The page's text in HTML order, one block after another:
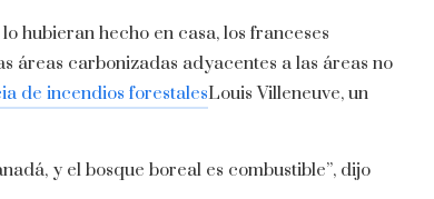
hubieran hecho en casa, los franceses
áreas carbonizadas adyacentes a las áreas no
de incendios forestalesLouis Villeneuve, un
y el bosque boreal es combustible”, dijo